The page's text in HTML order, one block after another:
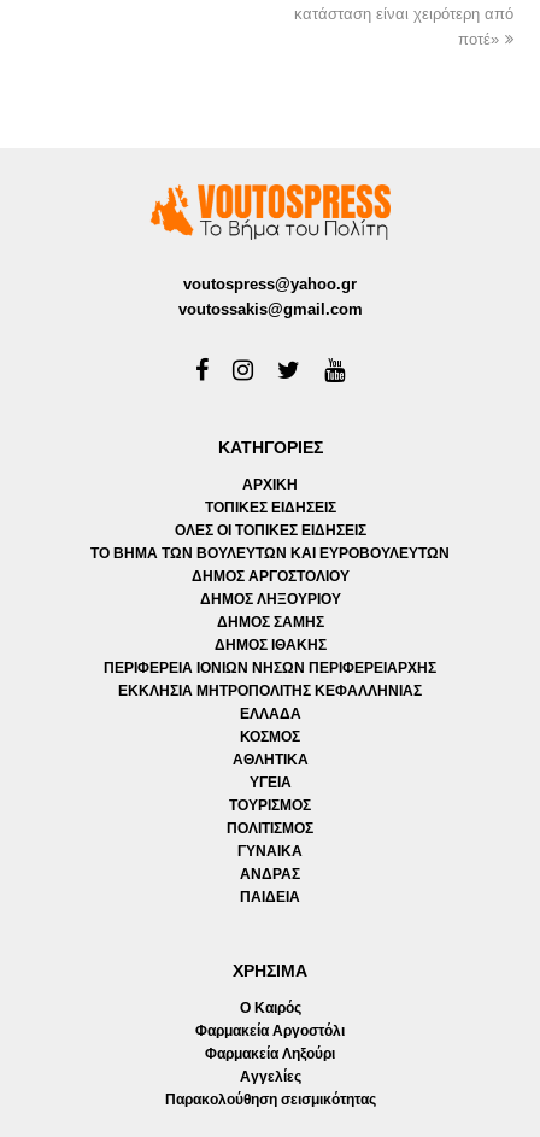
κατάσταση είναι χειρότερη από
ποτέ»
voutospress@yahoo.gr
voutossakis@gmail.com
ΚΑΤΗΓΟΡΙΕΣ
ΑΡΧΙΚΗ
ΤΟΠΙΚΕΣ ΕΙΔΗΣΕΙΣ
ΟΛΕΣ ΟΙ ΤΟΠΙΚΕΣ ΕΙΔΗΣΕΙΣ
ΤΟ ΒΗΜΑ ΤΩΝ ΒΟΥΛΕΥΤΩΝ ΚΑΙ ΕΥΡΟΒΟΥΛΕΥΤΩΝ
ΔΗΜΟΣ ΑΡΓΟΣΤΟΛΙΟΥ
ΔΗΜΟΣ ΛΗΞΟΥΡΙΟΥ
ΔΗΜΟΣ ΣΑΜΗΣ
ΔΗΜΟΣ ΙΘΑΚΗΣ
ΠΕΡΙΦΕΡΕΙΑ ΙΟΝΙΩΝ ΝΗΣΩΝ ΠΕΡΙΦΕΡΕΙΑΡΧΗΣ
ΕΚΚΛΗΣΙΑ ΜΗΤΡΟΠΟΛΙΤΗΣ ΚΕΦΑΛΛΗΝΙΑΣ
ΕΛΛΑΔΑ
ΚΟΣΜΟΣ
ΑΘΛΗΤΙΚΑ
ΥΓΕΙΑ
ΤΟΥΡΙΣΜΟΣ
ΠΟΛΙΤΙΣΜΟΣ
ΓΥΝΑΙΚΑ
ΑΝΔΡΑΣ
ΠΑΙΔΕΙΑ
ΧΡΗΣΙΜΑ
Ο Καιρός
Φαρμακεία Αργοστόλι
Φαρμακεία Ληξούρι
Αγγελίες
Παρακολούθηση σεισμικότητας